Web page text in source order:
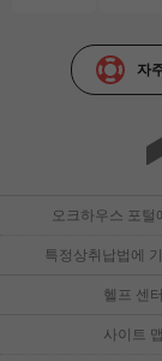
자
오크하우스 포털
특정상취납법에
헬프 센터
사이트 맵